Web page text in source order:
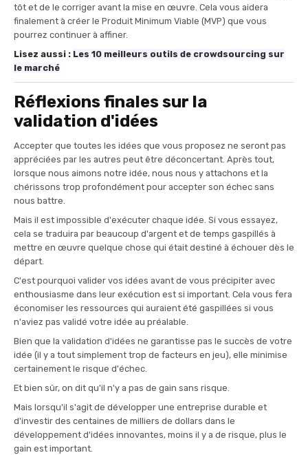
tôt et de le corriger avant la mise en œuvre. Cela vous aidera
finalement à créer le Produit Minimum Viable (MVP) que vous
pourrez continuer à affiner.
Lisez aussi : Les 10 meilleurs outils de crowdsourcing sur
le marché
Réflexions finales sur la
validation d'idées
Accepter que toutes les idées que vous proposez ne seront pas
appréciées par les autres peut être déconcertant. Après tout,
lorsque nous aimons notre idée, nous nous y attachons et la
chérissons trop profondément pour accepter son échec sans
nous battre.
Mais il est impossible d'exécuter chaque idée. Si vous essayez,
cela se traduira par beaucoup d'argent et de temps gaspillés à
mettre en œuvre quelque chose qui était destiné à échouer dès le
départ.
C'est pourquoi valider vos idées avant de vous précipiter avec
enthousiasme dans leur exécution est si important. Cela vous fera
économiser les ressources qui auraient été gaspillées si vous
n'aviez pas validé votre idée au préalable.
Bien que la validation d'idées ne garantisse pas le succès de votre
idée (il y a tout simplement trop de facteurs en jeu), elle minimise
certainement le risque d'échec.
Et bien sûr, on dit qu'il n'y a pas de gain sans risque.
Mais lorsqu'il s'agit de développer une entreprise durable et
d'investir des centaines de milliers de dollars dans le
développement d'idées innovantes, moins il y a de risque, plus le
gain est important.